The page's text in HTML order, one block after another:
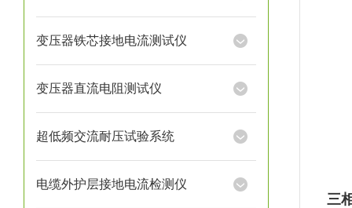
变压器铁芯接地电流测试仪
变压器直流电阻测试仪
超低频交流耐压试验系统
电缆外护层接地电流检测仪
三